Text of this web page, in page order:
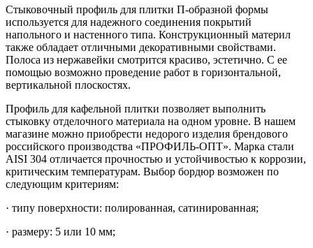
Стыковочный профиль для плитки П-образной формы
используется для надежного соединения покрытий
напольного и настенного типа. Конструкционный материл
также обладает отличными декоративными свойствами.
Полоса из нержавейки смотрится красиво, эстетично. С ее
помощью возможно проведение работ в горизонтальной,
вертикальной плоскостях.
Профиль для кафельной плитки позволяет выполнить
стыковку отделочного материала на одном уровне. В нашем
магазине можно приобрести недорого изделия брендового
российского производства «ПРОФИЛЬ-ОПТ». Марка стали
AISI 304 отличается прочностью и устойчивостью к коррозии,
критическим температурам. Выбор бордюр возможен по
следующим критериям:
· типу поверхности: полированная, сатинированная;
· размеру: 5 или 10 мм;